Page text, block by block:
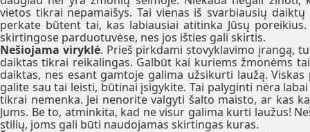
vietos tikrai nepamaišys. Tai vienas iš svarbiausių
perkate būtent tai, kas labiausiai atitinka Jūsų
skirtingose parduotuvėse, nes jos išties gali skirtis.
Nešiojama viryklė. Prieš pirkdami stovyklavimo įrangą,
daiktas tikrai reikalingas. Galbūt kai kuriems žmonėms
daiktas, nes esant gamtoje galima užsikurti laužą.
galite sau tai leisti, būtinai įsigykite. Tai palyginti nėra
tikrai nemenka. Jei nenorite valgyti šalto maisto, ar kas
Jums. Be to, atminkita, kad ne visur galima kurti laužus!
stilių, joms gali būti naudojamas skirtingas kuras.